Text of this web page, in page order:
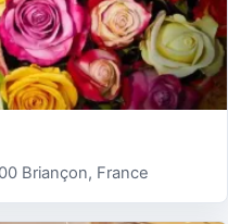
Briançon, France